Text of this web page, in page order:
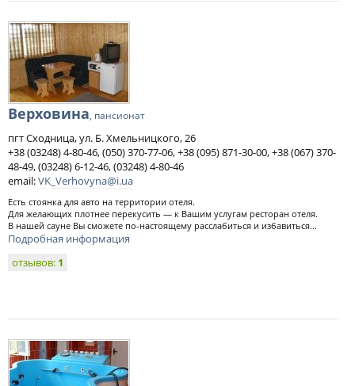
Верховина, пансионат
пгт Сходница, ул. Б. Хмельницкого, 26
+38 (03248) 4-80-46, (050) 370-77-06, +38 (095) 871-30-00, +38 (067) 370-
48-49, (03248) 6-12-46, (03248) 4-80-46
email:VK_Verhovyna@i.ua
Есть стоянка для авто на территории отеля.
Для желающих плотнее перекусить — к Вашим услугам ресторан отеля.
В нашей сауне Вы сможете по-настоящему расслабиться и избавиться...
Подробная информация
отзывов: 1